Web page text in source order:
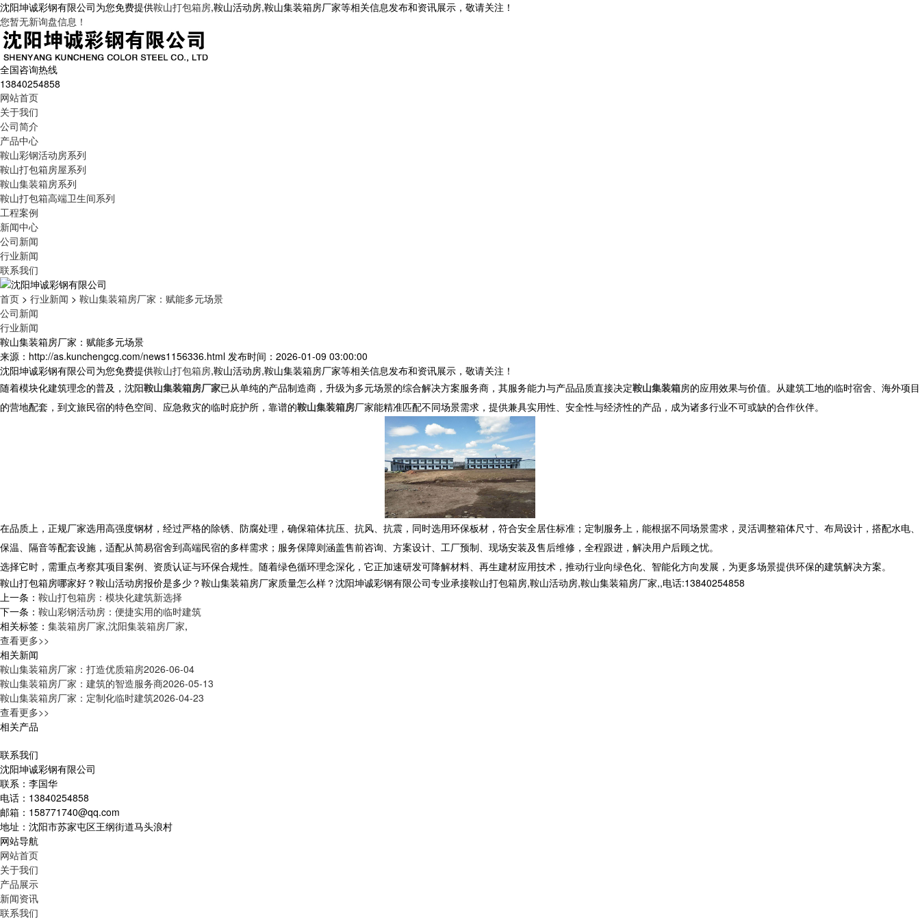
沈阳坤诚彩钢有限公司为您免费提供鞍山打包箱房,鞍山活动房,鞍山集装箱房厂家等相关信息发布和资讯展示，敬请关注！
您暂无新询盘信息！
全国咨询热线
13840254858
网站首页
关于我们
公司简介
产品中心
鞍山彩钢活动房系列
鞍山打包箱房屋系列
鞍山集装箱房系列
鞍山打包箱高端卫生间系列
工程案例
新闻中心
公司新闻
行业新闻
联系我们
首页 > 行业新闻 > 鞍山集装箱房厂家：赋能多元场景
公司新闻
行业新闻
鞍山集装箱房厂家：赋能多元场景
来源：http://as.kunchengcg.com/news1156336.html 发布时间：2026-01-09 03:00:00
沈阳坤诚彩钢有限公司为您免费提供鞍山打包箱房,鞍山活动房,鞍山集装箱房厂家等相关信息发布和资讯展示，敬请关注！
随着模块化建筑理念的普及，沈阳鞍山集装箱房厂家已从单纯的产品制造商，升级为多元场景的综合解决方案服务商，其服务能力与产品品质直接决定鞍山集装箱房的应用效果与价值。从建筑工地的临时宿舍、海外项目
的营地配套，到文旅民宿的特色空间、应急救灾的临时庇护所，靠谱的鞍山集装箱房厂家能精准匹配不同场景需求，提供兼具实用性、安全性与经济性的产品，成为诸多行业不可或缺的合作伙伴。
在品质上，正规厂家选用高强度钢材，经过严格的除锈、防腐处理，确保箱体抗压、抗风、抗震，同时选用环保板材，符合安全居住标准；定制服务上，能根据不同场景需求，灵活调整箱体尺寸、布局设计，搭配水电、
保温、隔音等配套设施，适配从简易宿舍到高端民宿的多样需求；服务保障则涵盖售前咨询、方案设计、工厂预制、现场安装及售后维修，全程跟进，解决用户后顾之忧。
选择它时，需重点考察其项目案例、资质认证与环保合规性。随着绿色循环理念深化，它正加速研发可降解材料、再生建材应用技术，推动行业向绿色化、智能化方向发展，为更多场景提供环保的建筑解决方案。
鞍山打包箱房哪家好？鞍山活动房报价是多少？鞍山集装箱房厂家质量怎么样？沈阳坤诚彩钢有限公司专业承接鞍山打包箱房,鞍山活动房,鞍山集装箱房厂家,,电话:13840254858
上一条： 鞍山打包箱房：模块化建筑新选择
下一条： 鞍山彩钢活动房：便捷实用的临时建筑
相关标签： 集装箱房厂家,沈阳集装箱房厂家,
查看更多>>
相关新闻
鞍山集装箱房厂家：打造优质箱房2026-06-04
鞍山集装箱房厂家：建筑的智造服务商2026-05-13
鞍山集装箱房厂家：定制化临时建筑2026-04-23
查看更多>>
相关产品
联系我们
沈阳坤诚彩钢有限公司
联系：李国华
电话：13840254858
邮箱：158771740@qq.com
地址：沈阳市苏家屯区王纲街道马头浪村
网站导航
网站首页
关于我们
产品展示
新闻资讯
联系我们